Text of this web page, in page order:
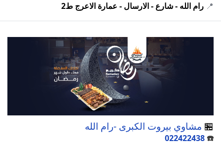
📍 رام الله - شارع - الارسال - عمارة الاعرج ط2
🏪 مشاوي بيروت الكبرى -رام الله
☎️
022422438